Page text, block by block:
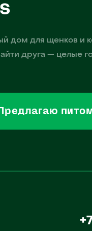
дом для щенков и
друга — целые